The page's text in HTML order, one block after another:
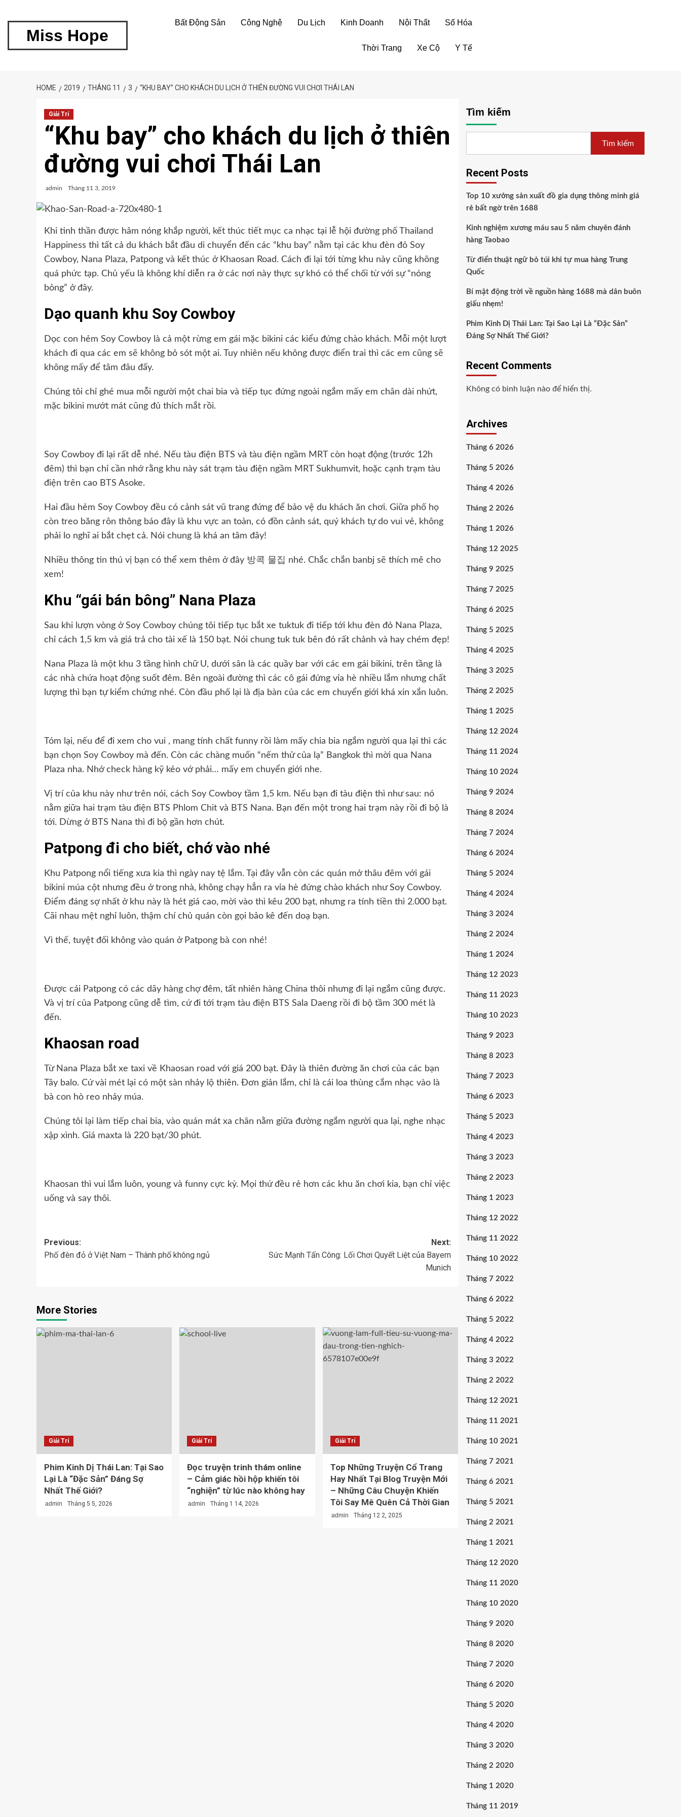
Miss Hope
Bất Động Sản Công Nghệ Du Lịch Kinh Doanh Nội Thất Số Hóa
Thời Trang Xe Cộ Y Tế
HOME 2019 THÁNG 11 3 “KHU BAY” CHO KHÁCH DU LỊCH Ở THIÊN ĐƯỜNG VUI CHƠI THÁI LAN
Giải Trí
“Khu bay” cho khách du lịch ở thiên
đường vui chơi Thái Lan
admin Tháng 11 3, 2019
Khi tinh thần được hâm nóng khắp người, kết thúc tiết mục ca nhạc tại lễ hội đường phố Thailand
Happiness thì tất cả du khách bắt đầu di chuyển đến các “khu bay” nằm tại các khu đèn đỏ Soy
Cowboy, Nana Plaza, Patpong và kết thúc ở Khaosan Road. Cách đi lại tới từng khu này cũng không
quá phức tạp. Chủ yếu là không khí diễn ra ở các nơi này thực sự khó có thể chối từ với sự “nóng
bỏng” ở đây.
Dạo quanh khu Soy Cowboy
Dọc con hẻm Soy Cowboy là cả một rừng em gái mặc bikini các kiểu đứng chào khách. Mỗi một lượt
khách đi qua các em sẽ không bỏ sót một ai. Tuy nhiên nếu không được điển trai thì các em cũng sẽ
không mấy để tâm đâu đấy.
Chúng tôi chỉ ghé mua mỗi người một chai bia và tiếp tục đứng ngoài ngắm mấy em chân dài nhứt,
mặc bikini mướt mát cũng đủ thích mắt rồi.
Soy Cowboy đi lại rất dễ nhé. Nếu tàu điện BTS và tàu điện ngầm MRT còn hoạt động (trước 12h
đêm) thì bạn chỉ cần nhớ rằng khu này sát trạm tàu điện ngầm MRT Sukhumvit, hoặc cạnh trạm tàu
điện trên cao BTS Asoke.
Hai đầu hẻm Soy Cowboy đều có cảnh sát vũ trang đứng để bảo vệ du khách ăn chơi. Giữa phố họ
còn treo băng rôn thông báo đây là khu vực an toàn, có đồn cảnh sát, quý khách tự do vui vẻ, không
phải lo nghĩ ai bắt chẹt cả. Nói chung là khá an tâm đây!
Nhiều thông tin thú vị bạn có thể xem thêm ở đây 방콕 물집 nhé. Chắc chắn banbj sẽ thích mê cho
xem!
Khu “gái bán bông” Nana Plaza
Sau khi lượn vòng ở Soy Cowboy chúng tôi tiếp tục bắt xe tuktuk đi tiếp tới khu đèn đỏ Nana Plaza,
chỉ cách 1,5 km và giá trả cho tài xế là 150 bạt. Nói chung tuk tuk bên đó rất chảnh và hay chém đẹp!
Nana Plaza là một khu 3 tầng hình chữ U, dưới sân là các quầy bar với các em gái bikini, trên tầng là
các nhà chứa hoạt động suốt đêm. Bên ngoài đường thì các cô gái đứng vỉa hè nhiều lắm nhưng chất
lượng thì bạn tự kiểm chứng nhé. Còn đầu phố lại là địa bàn của các em chuyển giới khá xin xắn luôn.
Tóm lại, nếu để đi xem cho vui , mang tính chất funny rồi làm mấy chia bia ngắm người qua lại thì các
bạn chọn Soy Cowboy mà đến. Còn các chàng muốn “nếm thử của lạ” Bangkok thì mời qua Nana
Plaza nha. Nhớ check hàng kỹ kẻo vớ phải… mấy em chuyển giới nhe.
Vị trí của khu này như trên nói, cách Soy Cowboy tầm 1,5 km. Nếu bạn đi tàu điện thì như sau: nó
nằm giữa hai trạm tàu điện BTS Phlom Chit và BTS Nana. Bạn đến một trong hai trạm này rồi đi bộ là
tới. Dừng ở BTS Nana thì đi bộ gần hơn chút.
Patpong đi cho biết, chớ vào nhé
Khu Patpong nổi tiếng xưa kia thì ngày nay tệ lắm. Tại đây vẫn còn các quán mở thâu đêm với gái
bikini múa cột nhưng đều ở trong nhà, không chạy hẳn ra vỉa hè đứng chào khách như Soy Cowboy.
Điểm đáng sợ nhất ở khu này là hét giá cao, mời vào thì kêu 200 bạt, nhưng ra tính tiền thì 2.000 bạt.
Cãi nhau mệt nghỉ luôn, thậm chí chủ quán còn gọi bảo kê đến doạ bạn.
Vì thế, tuyệt đối không vào quán ở Patpong bà con nhé!
Được cái Patpong có các dãy hàng chợ đêm, tất nhiên hàng China thôi nhưng đi lại ngắm cũng được.
Và vị trí của Patpong cũng dễ tìm, cứ đi tới trạm tàu điện BTS Sala Daeng rồi đi bộ tầm 300 mét là
đến.
Khaosan road
Từ Nana Plaza bắt xe taxi về Khaosan road với giá 200 bạt. Đây là thiên đường ăn chơi của các bạn
Tây balo. Cứ vài mét lại có một sàn nhảy lộ thiên. Đơn giản lắm, chỉ là cái loa thùng cắm nhạc vào là
bà con hò reo nhảy múa.
Chúng tôi lại làm tiếp chai bia, vào quán mát xa chân nằm giữa đường ngắm người qua lại, nghe nhạc
xập xình. Giá maxta là 220 bạt/30 phút.
Khaosan thì vui lắm luôn, young và funny cực kỳ. Mọi thứ đều rẻ hơn các khu ăn chơi kia, bạn chỉ việc
uống và say thôi.
Previous:
Phố đèn đỏ ở Việt Nam – Thành phố không ngủ
Next:
Sức Mạnh Tấn Công: Lối Chơi Quyết Liệt của Bayern
Munich
More Stories
Giải Trí
Phim Kinh Dị Thái Lan: Tại Sao
Lại Là “Đặc Sản” Đáng Sợ
Nhất Thế Giới?
admin Tháng 5 5, 2026
Giải Trí
Đọc truyện trinh thám online
– Cảm giác hồi hộp khiến tôi
“nghiện” từ lúc nào không hay
admin Tháng 1 14, 2026
Giải Trí
Top Những Truyện Cổ Trang
Hay Nhất Tại Blog Truyện Mới
– Những Câu Chuyện Khiến
Tôi Say Mê Quên Cả Thời Gian
admin Tháng 12 2, 2025
Tìm kiếm
Tìm kiếm
Recent Posts
Top 10 xưởng sản xuất đồ gia dụng thông minh giá
rẻ bất ngờ trên 1688
Kinh nghiệm xương máu sau 5 năm chuyên đánh
hàng Taobao
Từ điển thuật ngữ bỏ túi khi tự mua hàng Trung
Quốc
Bí mật động trời về nguồn hàng 1688 mà dân buôn
giấu nhẹm!
Phim Kinh Dị Thái Lan: Tại Sao Lại Là “Đặc Sản”
Đáng Sợ Nhất Thế Giới?
Recent Comments
Không có bình luận nào để hiển thị.
Archives
Tháng 6 2026
Tháng 5 2026
Tháng 4 2026
Tháng 2 2026
Tháng 1 2026
Tháng 12 2025
Tháng 9 2025
Tháng 7 2025
Tháng 6 2025
Tháng 5 2025
Tháng 4 2025
Tháng 3 2025
Tháng 2 2025
Tháng 1 2025
Tháng 12 2024
Tháng 11 2024
Tháng 10 2024
Tháng 9 2024
Tháng 8 2024
Tháng 7 2024
Tháng 6 2024
Tháng 5 2024
Tháng 4 2024
Tháng 3 2024
Tháng 2 2024
Tháng 1 2024
Tháng 12 2023
Tháng 11 2023
Tháng 10 2023
Tháng 9 2023
Tháng 8 2023
Tháng 7 2023
Tháng 6 2023
Tháng 5 2023
Tháng 4 2023
Tháng 3 2023
Tháng 2 2023
Tháng 1 2023
Tháng 12 2022
Tháng 11 2022
Tháng 10 2022
Tháng 7 2022
Tháng 6 2022
Tháng 5 2022
Tháng 4 2022
Tháng 3 2022
Tháng 2 2022
Tháng 12 2021
Tháng 11 2021
Tháng 10 2021
Tháng 7 2021
Tháng 6 2021
Tháng 5 2021
Tháng 2 2021
Tháng 1 2021
Tháng 12 2020
Tháng 11 2020
Tháng 10 2020
Tháng 9 2020
Tháng 8 2020
Tháng 7 2020
Tháng 6 2020
Tháng 5 2020
Tháng 4 2020
Tháng 3 2020
Tháng 2 2020
Tháng 1 2020
Tháng 11 2019